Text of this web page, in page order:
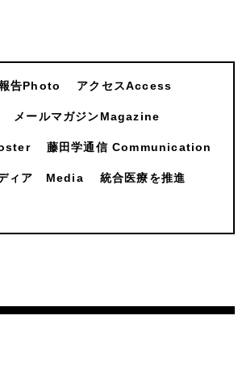
告Photo アクセスAccess
メールマガジンMagazine
藤田学通信 Communication
ィア Media 統合医療を推進